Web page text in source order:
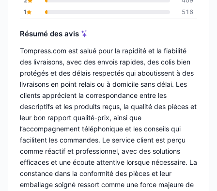
1
516
Résumé des avis
Tompress.com est salué pour la rapidité et la fiabilité
des livraisons, avec des envois rapides, des colis bien
protégés et des délais respectés qui aboutissent à des
livraisons en point relais ou à domicile sans délai. Les
clients apprécient la correspondance entre les
descriptifs et les produits reçus, la qualité des pièces et
leur bon rapport qualité-prix, ainsi que
l’accompagnement téléphonique et les conseils qui
facilitent les commandes. Le service client est perçu
comme réactif et professionnel, avec des solutions
efficaces et une écoute attentive lorsque nécessaire. La
constance dans la conformité des pièces et leur
emballage soigné ressort comme une force majeure de